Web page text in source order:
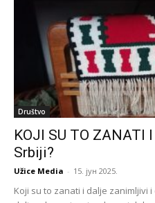
Društvo
KOJI SU TO ZANATI
Srbiji?
Užice Media - 15. јун 2025.
Koji su to zanati i dalje zanimljivi